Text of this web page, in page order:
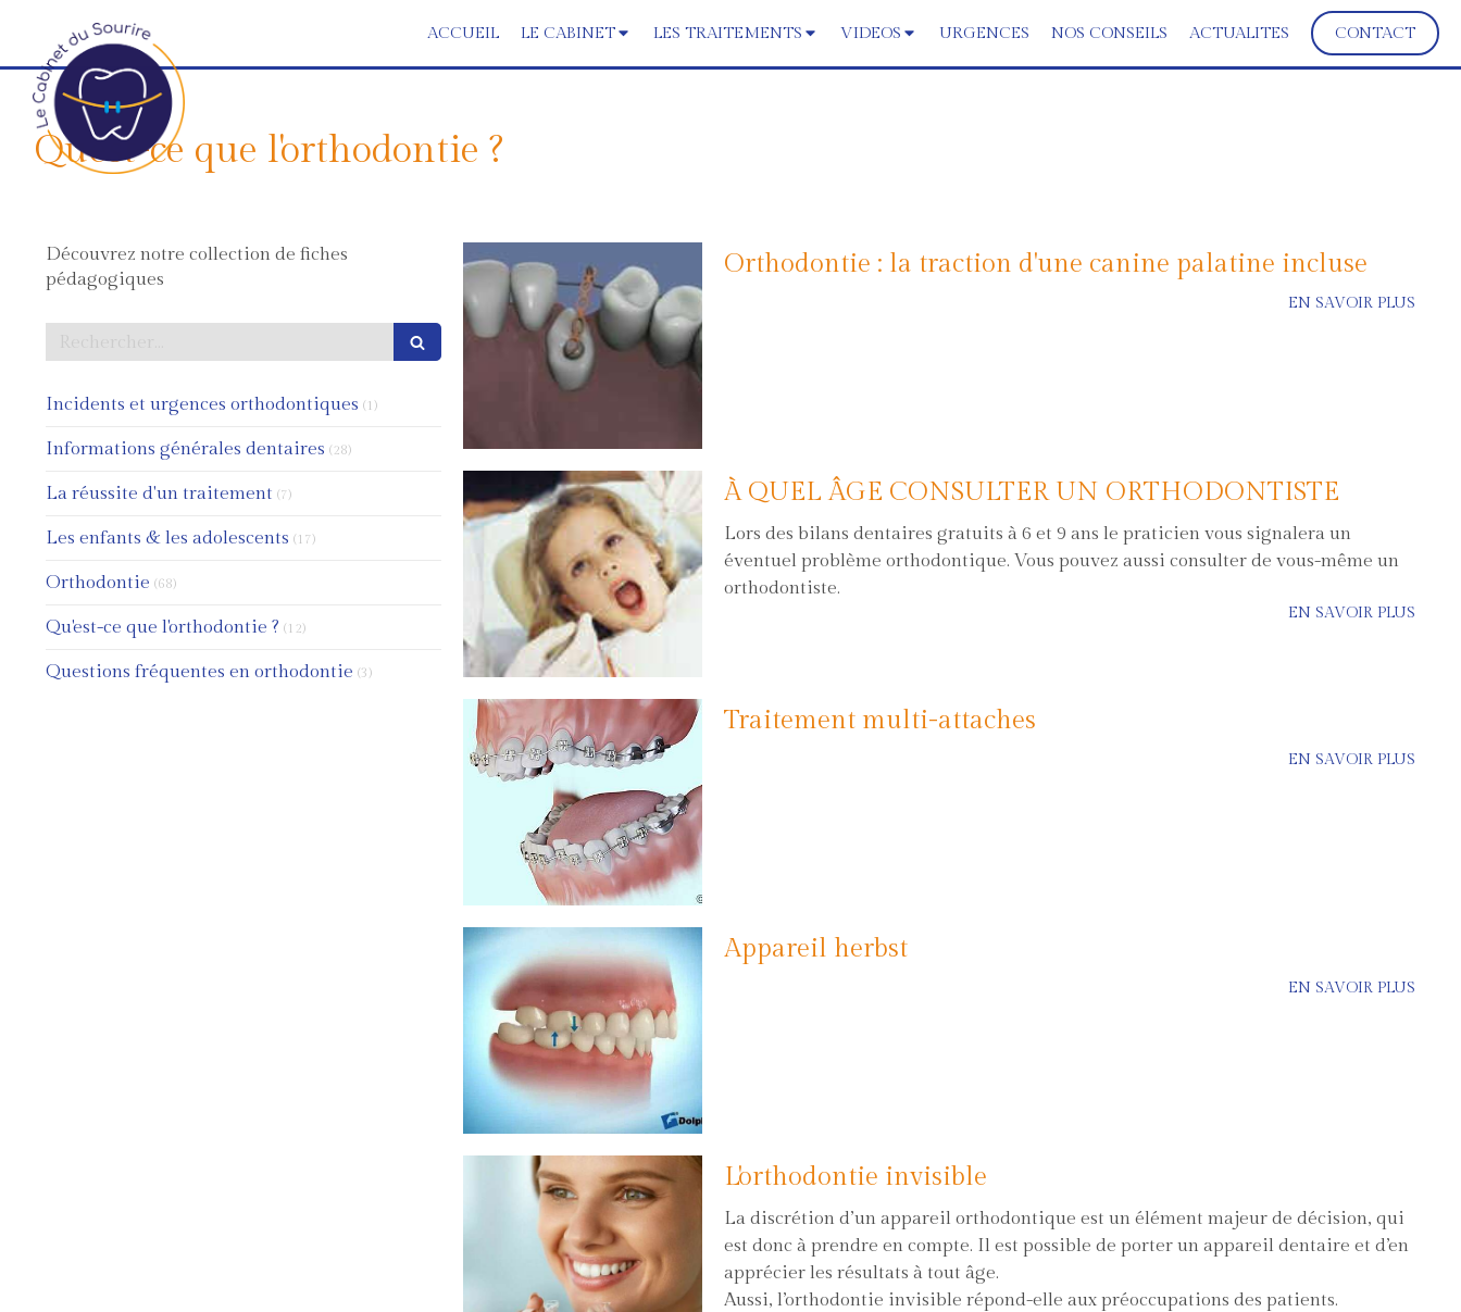
ACCUEIL LE CABINET LES TRAITEMENTS VIDEOS URGENCES NOS CONSEILS ACTUALITES CONTACT
Qu'est-ce que l'orthodontie ?
Orthodontie : la traction d'une canine palatine incluse
EN SAVOIR PLUS
À QUEL ÂGE CONSULTER UN ORTHODONTISTE
Lors des bilans dentaires gratuits à 6 et 9 ans le praticien vous signalera un
éventuel problème orthodontique. Vous pouvez aussi consulter de vous-même un
orthodontiste.
EN SAVOIR PLUS
Traitement multi-attaches
EN SAVOIR PLUS
Appareil herbst
EN SAVOIR PLUS
L'orthodontie invisible
La discrétion d’un appareil orthodontique est un élément majeur de décision, qui
est donc à prendre en compte. Il est possible de porter un appareil dentaire et d’en
apprécier les résultats à tout âge.
Aussi, l’orthodontie invisible répond-elle aux préoccupations des patients.
Découvrez notre collection de fiches
pédagogiques
Incidents et urgences orthodontiques (1)Articles Count
Informations générales dentaires (28)Articles Count
La réussite d'un traitement (7)Articles Count
Les enfants & les adolescents (17)Articles Count
Orthodontie (68)Articles Count
Qu'est-ce que l'orthodontie ? (12)Articles Count
Questions fréquentes en orthodontie (3)Articles Count